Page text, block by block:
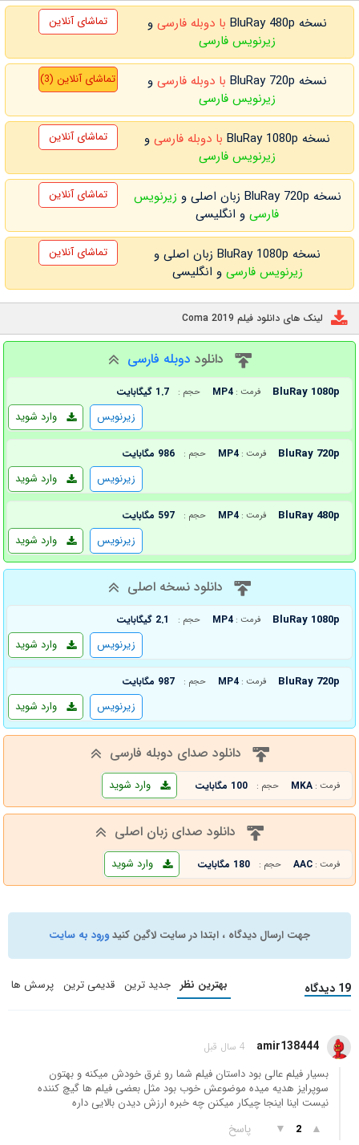
نسخه BluRay 480p با دوبله فارسیو
زیرنویس فارسی
تماشای آنلاین
نسخه BluRay 720p با دوبله فارسیو
زیرنویس فارسی
تماشای آنلاین (3)
نسخه BluRay 1080p با دوبله فارسیو
زیرنویس فارسی
تماشای آنلاین
نسخه BluRay 720p زبان اصلی و
زیرنویس
فارسیو انگلیسی
تماشای آنلاین
نسخه BluRay 1080p زبان اصلی و
زیرنویس فارسی و انگلیسی
تماشای آنلاین
لینک های دانلود فیلم Coma 2019
دانلود دوبله فارسی
BluRay 1080p فرمت : MP4 حجم : 1.7 گیگابایت
وارد شوید زیرنویس
BluRay 720p فرمت : MP4 حجم : 986 مگابایت
وارد شوید زیرنویس
BluRay 480p فرمت : MP4 حجم : 597 مگابایت
وارد شوید زیرنویس
دانلود نسخه اصلی
BluRay 1080p فرمت : MP4 حجم : 2.1 گیگابایت
وارد شوید زیرنویس
BluRay 720p فرمت : MP4 حجم : 987 مگابایت
وارد شوید زیرنویس
دانلود صدای دوبله فارسی
فرمت : MKA حجم : 100 مگابایت وارد شوید
دانلود صدای زبان اصلی
فرمت : AAC حجم : 180 مگابایت وارد شوید
جهت ارسال دیدگاه ، ابتدا در سایت لاگین کنیدورود به سایت
19 دیدگاه بهترین نظر جدید ترین قدیمی ترین پرسش ها
amir138444 4 سال قبل
بسیار فیلم عالی بود داستان فیلم شما رو غرق خودش میکنه و بهتون
سوپرایز هدیه میده موضوعش خوب بود مثل بعضی فیلم ها گیچ کننده
نیست اینا اینجا چیکار میکنن چه خبره ارزش دیدن بالایی داره
▲
2
▼ پاسخ